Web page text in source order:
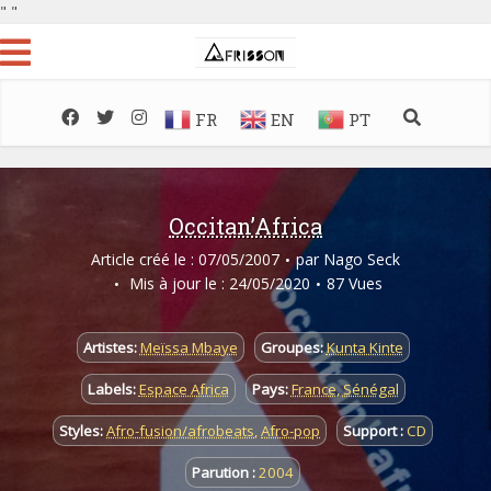
" "
FR EN PT
Occitan’Africa
Article créé le : 07/05/2007 par Nago Seck
Mis à jour le : 24/05/2020
87 Vues
Artistes:Meïssa Mbaye Groupes:Kunta Kinte
Labels:Espace Africa Pays:France,Sénégal
Styles:Afro-fusion/afrobeats,Afro-pop Support :CD
Parution :2004